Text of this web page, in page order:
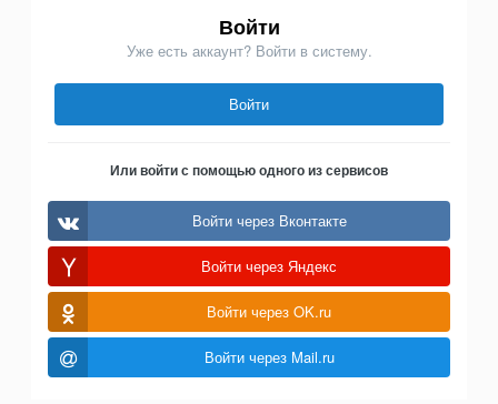
Войти
Уже есть аккаунт? Войти в систему.
Войти
Или войти с помощью одного из сервисов
Войти через Вконтакте
Войти через Яндекс
Войти через OK.ru
Войти через Mail.ru